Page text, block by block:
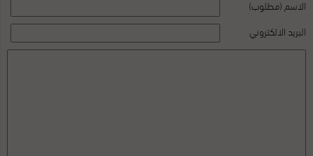
الاسم (مطلوب)
البريد الالكتروني